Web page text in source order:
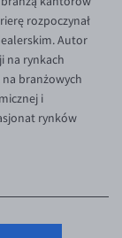
rozpoczynał
Autor
na rynkach
branżowych
i
rynków